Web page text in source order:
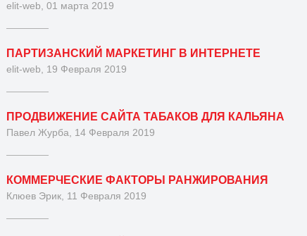
elit-web, 01 марта 2019
ПАРТИЗАНСКИЙ МАРКЕТИНГ В ИНТЕРНЕТЕ
elit-web, 19 Февраля 2019
ПРОДВИЖЕНИЕ САЙТА ТАБАКОВ ДЛЯ КАЛЬЯНА
Павел Журба, 14 Февраля 2019
КОММЕРЧЕСКИЕ ФАКТОРЫ РАНЖИРОВАНИЯ
Клюев Эрик, 11 Февраля 2019